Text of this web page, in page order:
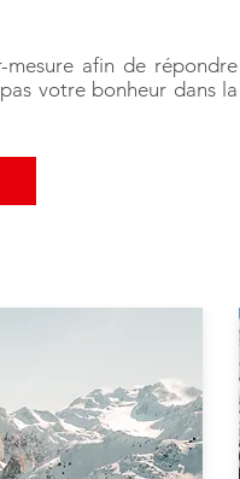
afin de
votre bonheur dans